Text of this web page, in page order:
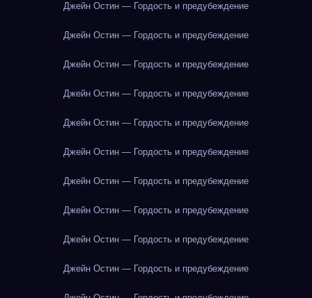
Джейн Остин — Гордость и предубеждение
Джейн Остин — Гордость и предубеждение
Джейн Остин — Гордость и предубеждение
Джейн Остин — Гордость и предубеждение
Джейн Остин — Гордость и предубеждение
Джейн Остин — Гордость и предубеждение
Джейн Остин — Гордость и предубеждение
Джейн Остин — Гордость и предубеждение
Джейн Остин — Гордость и предубеждение
Джейн Остин — Гордость и предубеждение